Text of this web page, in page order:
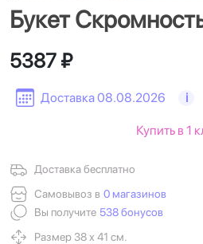
Букет
Доставка 08.08.2026 i
5387 ₽
Доставка бесплатно
Самовывоз в 0 магазинов
Вы получите 538 бонусов
Размер 38 х 41 см.
Купить в 1